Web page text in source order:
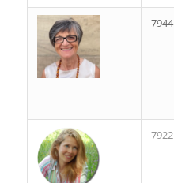
7944
7922